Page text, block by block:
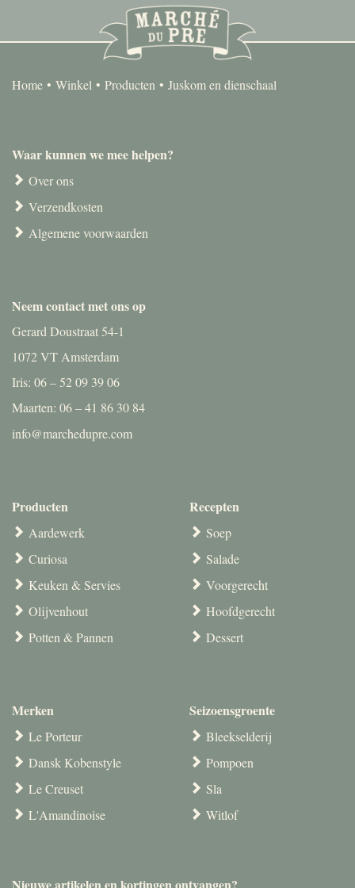
Home Winkel Producten Juskom en dienschaal
Waar kunnen we mee helpen?
Over ons
Verzendkosten
Algemene voorwaarden
Neem contact met ons op
Gerard Doustraat 54-1
1072 VT Amsterdam
Iris: 06 – 52 09 39 06
Maarten: 06 – 41 86 30 84
info@marchedupre.com
Producten
Aardewerk
Curiosa
Keuken & Servies
Olijvenhout
Potten & Pannen
Merken
Le Porteur
Dansk Kobenstyle
Le Creuset
L'Amandinoise
Recepten
Soep
Salade
Voorgerecht
Hoofdgerecht
Dessert
Seizoensgroente
Bleekselderij
Pompoen
Sla
Witlof
Nieuwe artikelen en kortingen ontvangen?